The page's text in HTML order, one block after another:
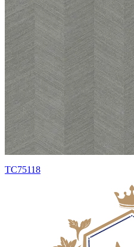
TC75118